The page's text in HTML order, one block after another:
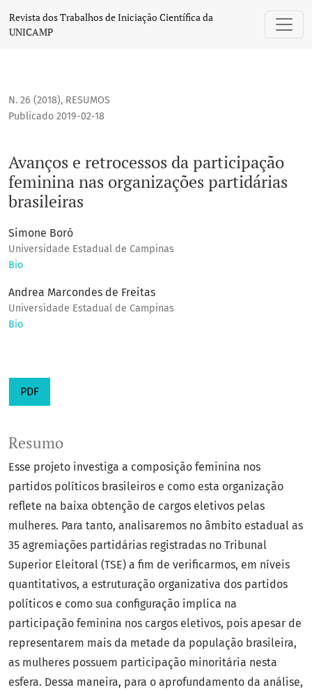
Avanços e retrocessos da participação feminina nas
Revista dos Trabalhos de Iniciação Científica da
UNICAMP
N. 26 (2018), RESUMOS
Avanços e retrocessos da participação
feminina nas organizações partidárias
brasileiras
Publicado 2019-02-18
Simone Boró
Universidade Estadual de Campinas
Bio
Andrea Marcondes de Freitas
Universidade Estadual de Campinas
Bio
PDF
Resumo
Esse projeto investiga a composição feminina nos
partidos políticos brasileiros e como esta organização
reflete na baixa obtenção de cargos eletivos pelas
mulheres. Para tanto, analisaremos no âmbito estadual as
35 agremiações partidárias registradas no Tribunal
Superior Eleitoral (TSE) a fim de verificarmos, em níveis
quantitativos, a estruturação organizativa dos partidos
políticos e como sua configuração implica na
participação feminina nos cargos eletivos, pois apesar de
representarem mais da metade da população brasileira,
as mulheres possuem participação minoritária nesta
esfera. Dessa maneira, para o aprofundamento da análise,